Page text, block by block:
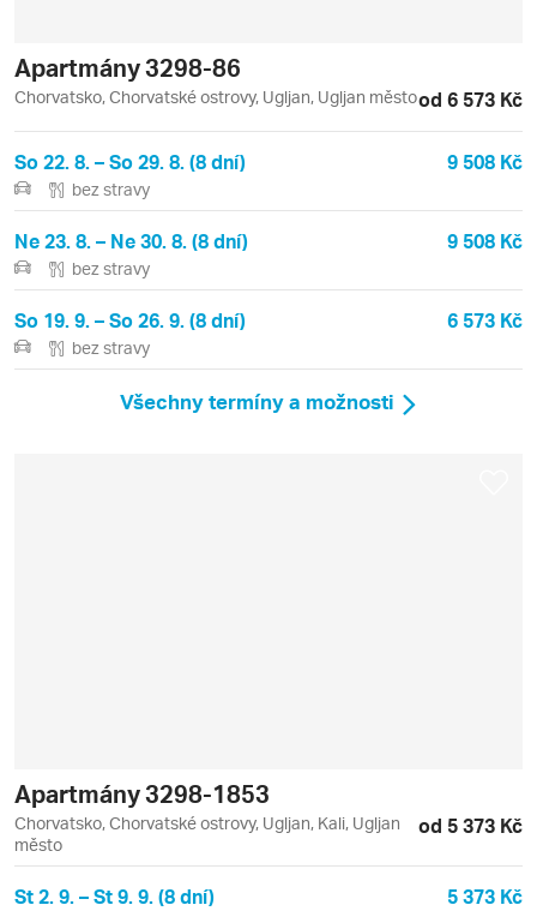
Apartmány 3298-86
Chorvatsko, Chorvatské ostrovy, Ugljan, Ugljan městood 6 573 Kč
So 22. 8. – So 29. 8. (8 dní) 9 508 Kč
bez stravy
Ne 23. 8. – Ne 30. 8. (8 dní) 9 508 Kč
bez stravy
So 19. 9. – So 26. 9. (8 dní) 6 573 Kč
bez stravy
Všechny termíny a možnosti
Apartmány 3298-1853
Chorvatsko, Chorvatské ostrovy, Ugljan, Kali, Ugljan
město
od 5 373 Kč
St 2. 9. – St 9. 9. (8 dní) 5 373 Kč